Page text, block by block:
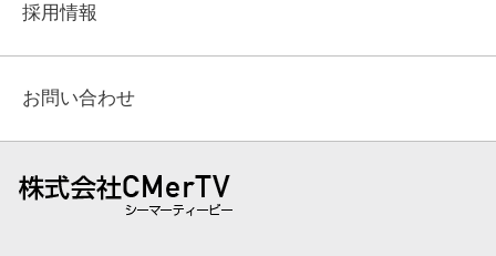
採用情報
お問い合わせ